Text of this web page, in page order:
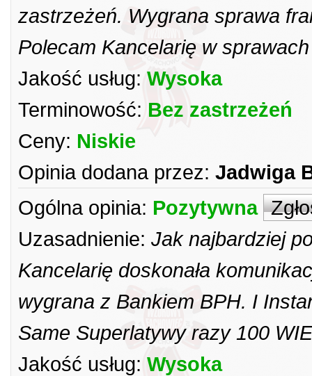
zastrzeżeń. Wygrana sprawa
Polecam Kancelarię w
Jakość usług: Wysoka
Terminowość: Bez zastrzeżeń
Ceny: Niskie
Opinia dodana przez: Jadwiga
Ogólna opinia: Pozytywna
Uzasadnienie: Jak najbardziej
Kancelarię doskonała
wygrana z Bankiem BPH. I
Same Superlatywy razy 100
Jakość usług: Wysoka